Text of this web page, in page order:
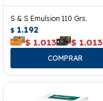
S & S Emulsion 110 Grs.
$ 1.192
$ 1.013 $ 1.013